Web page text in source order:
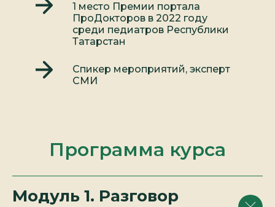
1 место Премии портала
ПроДокторов в 2022 году
среди педиатров Республики
Татарстан
Спикер мероприятий, эксперт
СМИ
Программа курса
Модуль 1. Разговор